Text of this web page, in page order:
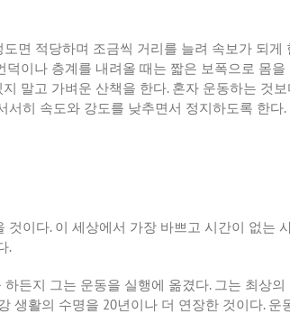
도면 적당하며 조금씩 거리를 늘려 속보가 되게
덕이나 층계를 내려올 때는 짧은 보폭으로 몸을
말고 가벼운 산책을 한다. 혼자 운동하는 것
서히 속도와 강도를 낮추면서 정지하도록 한다.
것이다. 이 세상에서 가장 바쁘고 시간이 없는
.
든지 그는 운동을 실행에 옮겼다. 그는 최상의
생활의 수명을 20년이나 더 연장한 것이다. 운